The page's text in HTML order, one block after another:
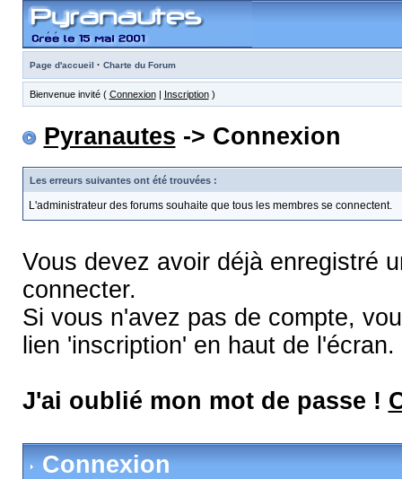
Page d'accueil · Charte du Forum
Bienvenue invité ( Connexion| Inscription)
Pyranautes -> Connexion
Les erreurs suivantes ont été trouvées :
L'administrateur des forums souhaite que tous les membres se connectent.
Vous devez avoir déjà enregistré
connecter.
Si vous n'avez pas de compte,
lien 'inscription' en haut de l'écran.
J'ai oublié mon mot de passe !
Connexion